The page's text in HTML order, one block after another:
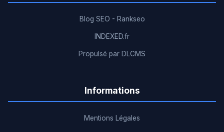
Blog SEO - Rankseo
INDEXED.fr
Propulsé par DLCMS
Informations
Mentions Légales